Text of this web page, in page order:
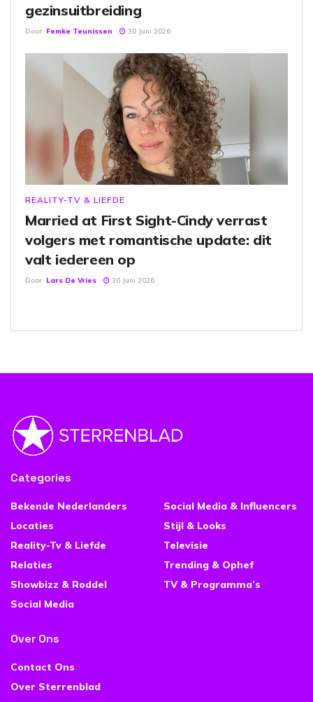
gezinsuitbreiding
Door Femke Teunissen 30 Juni 2026
REALITY-TV & LIEFDE
Married at First Sight-Cindy verrast
volgers met romantische update: dit
valt iedereen op
Door Lars De Vries 30 Juni 2026
Categories
Bekende Nederlanders
Locaties
Reality-Tv & Liefde
Relaties
Showbizz & Roddel
Social Media
Social Media & Influencers
Stijl & Looks
Televisie
Trending & Ophef
TV & Programma’s
Over Ons
Contact Ons
Over Sterrenblad